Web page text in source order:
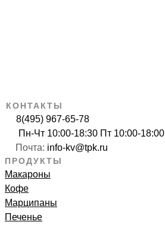
КОНТАКТЫ
8(495) 967-65-78
Пн-Чт 10:00-18:30 Пт 10:00-18:00
Почта: info-kv@tpk.ru
ПРОДУКТЫ
Макароны
Кофе
Марципаны
Печенье